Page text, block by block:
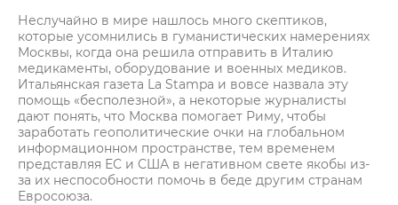
Неслучайно в мире нашлось много скептиков,
которые усомнились в гуманистических намерениях
Москвы, когда она решила отправить в Италию
медикаменты, оборудование и военных медиков.
Итальянская газета La Stampa и вовсе назвала эту
помощь «бесполезной», а некоторые журналисты
дают понять, что Москва помогает Риму, чтобы
заработать геополитические очки на глобальном
информационном пространстве, тем временем
представляя ЕС и США в негативном свете якобы из-
за их неспособности помочь в беде другим странам
Евросоюза.